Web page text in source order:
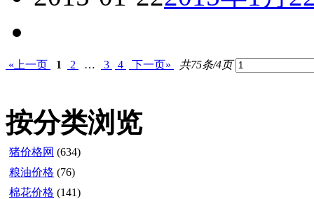
«上一页 1 2 … 3 4 下一页» 共75条/4页
按分类浏览
猪价格网 (634)
粮油价格 (76)
棉花价格 (141)